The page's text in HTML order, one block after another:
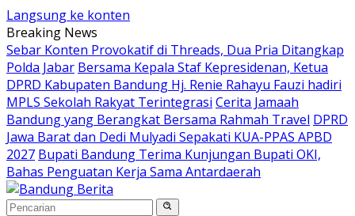
Langsung ke konten
Breaking News
Sebar Konten Provokatif di Threads, Dua Pria Ditangkap
Polda Jabar Bersama Kepala Staf Kepresidenan, Ketua
DPRD Kabupaten Bandung Hj. Renie Rahayu Fauzi hadiri
MPLS Sekolah Rakyat Terintegrasi Cerita Jamaah
Bandung yang Berangkat Bersama Rahmah Travel DPRD
Jawa Barat dan Dedi Mulyadi Sepakati KUA-PPAS APBD
2027 Bupati Bandung Terima Kunjungan Bupati OKI,
Bahas Penguatan Kerja Sama Antardaerah